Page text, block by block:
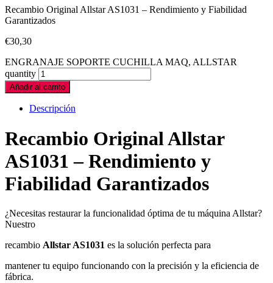
Recambio Original Allstar AS1031 – Rendimiento y Fiabilidad
Garantizados
€30,30
ENGRANAJE SOPORTE CUCHILLA MAQ, ALLSTAR
quantity
Añadir al carrito
Descripción
Recambio Original Allstar
AS1031 – Rendimiento y
Fiabilidad Garantizados
¿Necesitas restaurar la funcionalidad óptima de tu máquina Allstar?
Nuestro
recambio Allstar AS1031 es la solución perfecta para
mantener tu equipo funcionando con la precisión y la eficiencia de
fábrica.